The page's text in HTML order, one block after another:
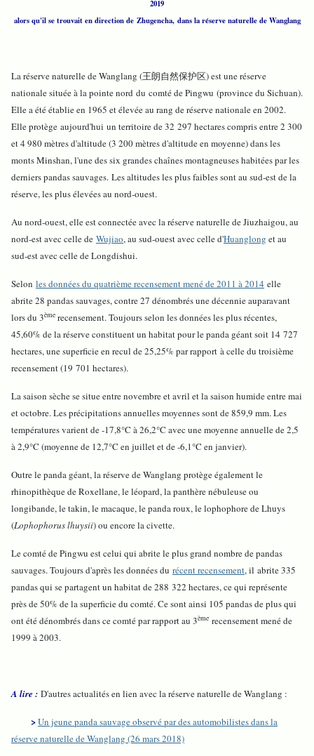
2019
alors qu'il se trouvait en direction de Zhugencha, dans la réserve naturelle de Wanglang
La réserve naturelle de Wanglang (王朗自然保护区) est une réserve
nationale située à la pointe nord du comté de Pingwu (province du Sichuan).
Elle a été établie en 1965 et élevée au rang de réserve nationale en 2002.
Elle protège aujourd'hui un territoire de 32 297 hectares compris entre 2 300
et 4 980 mètres d'altitude (3 200 mètres d'altitude en moyenne) dans les
monts Minshan, l'une des six grandes chaînes montagneuses habitées par les
derniers pandas sauvages. Les altitudes les plus faibles sont au sud-est de la
réserve, les plus élevées au nord-ouest.
Au nord-ouest, elle est connectée avec la réserve naturelle de Jiuzhaigou, au
nord-est avec celle de Wujiao, au sud-ouest avec celle d'Huanglong et au
sud-est avec celle de Longdishui.
Selon les données du quatrième recensement mené de 2011 à 2014 elle
abrite 28 pandas sauvages, contre 27 dénombrés une décennie auparavant
lors du 3ème recensement. Toujours selon les données les plus récentes,
45,60% de la réserve constituent un habitat pour le panda géant soit 14 727
hectares, une superficie en recul de 25,25% par rapport à celle du troisième
recensement (19 701 hectares).
La saison sèche se situe entre novembre et avril et la saison humide entre mai
et octobre. Les précipitations annuelles moyennes sont de 859,9 mm. Les
températures varient de -17,8°C à 26,2°C avec une moyenne annuelle de 2,5
à 2,9°C (moyenne de 12,7°C en juillet et de -6,1°C en janvier).
Outre le panda géant, la réserve de Wanglang protège également le
rhinopithèque de Roxellane, le léopard, la panthère nébuleuse ou
longibande, le takin, le macaque, le panda roux, le lophophore de Lhuys
(Lophophorus lhuysii) ou encore la civette.
Le comté de Pingwu est celui qui abrite le plus grand nombre de pandas
sauvages. Toujours d'après les données du récent recensement, il abrite 335
pandas qui se partagent un habitat de 288 322 hectares, ce qui représente
près de 50% de la superficie du comté. Ce sont ainsi 105 pandas de plus qui
ont été dénombrés dans ce comté par rapport au 3ème recensement mené de
1999 à 2003.
A lire : D'autres actualités en lien avec la réserve naturelle de Wanglang :
>Un jeune panda sauvage observé par des automobilistes dans la
réserve naturelle de Wanglang (26 mars 2018)